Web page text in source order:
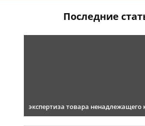
Последние
экспертиза товара ненадлежащего